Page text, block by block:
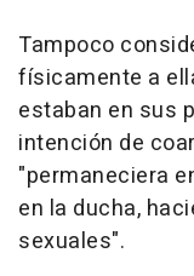
Tampoco
físicamente a
estaban en sus
intención de
"permaneciera
en la ducha,
sexuales".